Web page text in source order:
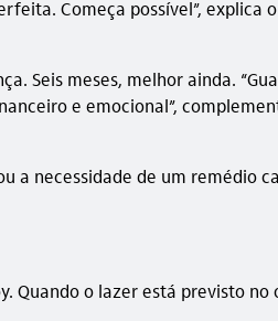
Começa possível”, explica
Seis meses, melhor ainda.
e emocional”,
a necessidade de um remédio
Quando o lazer está previsto no